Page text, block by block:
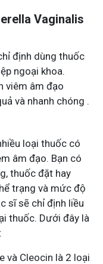
Vaginalis
định dùng thuốc
ngoại khoa.
viêm âm đạo
và nhanh chóng .
loại thuốc có
âm đạo. Bạn có
thuốc đặt hay
trạng và mức độ
sĩ sẽ chỉ định liều
thuốc. Dưới đây là
và Cleocin là 2 loại